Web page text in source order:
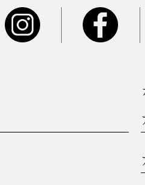
該ご利用者は自己の費用と責任でか
第4条 著作権等
り、著作権法および著作権に関する
るとともに、当社に対して何等の迷惑
3. ご利用者が電子メールまたはその
報（以下、「情報等」といいます。
が情報等を当社に送付した時点で、
義務を負わず、将来にわたりあらゆ